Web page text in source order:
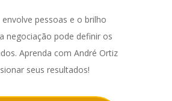
pessoas e o brilho
negociação pode definir os
Aprenda com André Ortiz
seus resultados!